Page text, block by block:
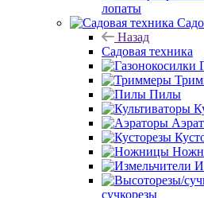
лопаты
Назад
Садовая техника
Пилы
сучкорезы